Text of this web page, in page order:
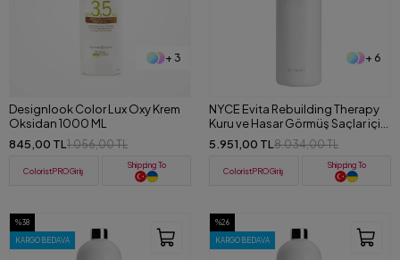
+ 3
Designlook Color Lux Oxy Krem
Oksidan 1000 ML
845,00 TL 1.056,00 TL
ColoristPRO Giriş
Shipping To
+ 6
NYCE Evita Rebuilding Therapy
Kuru ve Hasar Görmüş Saçlar için
Onarıcı Maske 1000 ML
5.951,00 TL 8.034,00 TL
ColoristPRO Giriş
Shipping To
%38
KARGO BEDAVA
%26
KARGO BEDAVA